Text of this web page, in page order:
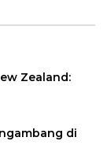
Zealand:
di